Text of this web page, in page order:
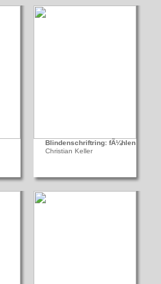
Blindenschriftring: fÃ¼hlen
Christian Keller